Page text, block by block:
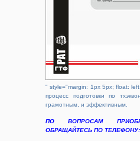
" style="margin: 1px 5px; float:
процесс подготовки по
грамотным, и эффективным.
ПО ВОПРОСАМ
ОБРАЩАЙТЕСЬ ПО ТЕЛЕФОНУ: